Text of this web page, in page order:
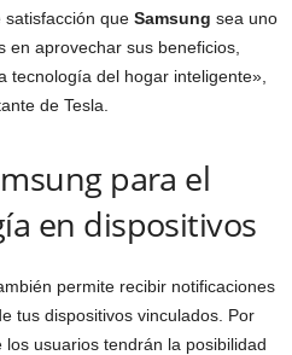
satisfacción que Samsung sea uno
aprovechar sus beneficios,
tecnología del hogar inteligente»,
de Tesla.
para el
en dispositivos
permite recibir notificaciones
tus dispositivos vinculados. Por
usuarios tendrán la posibilidad